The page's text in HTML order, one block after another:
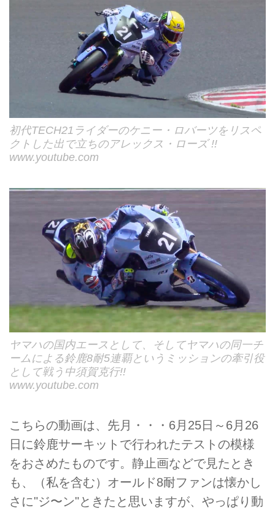
初代TECH21ライダーのケニー・ロバーツをリスペ
クトした出で立ちのアレックス・ローズ !!
www.youtube.com
ヤマハの国内エースとして、そしてヤマハの同一チ
ームによる鈴鹿8耐5連覇というミッションの牽引役
として戦う中須賀克行!!
www.youtube.com
こちらの動画は、先月・・・6月25日～6月26
日に鈴鹿サーキットで行われたテストの模様
をおさめたものです。静止画などで見たとき
も、（私を含む）オールド8耐ファンは懐かし
さに"ジ〜ン"ときたと思いますが、やっぱり動